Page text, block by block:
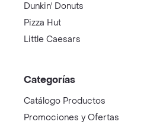
Dunkin' Donuts
Pizza Hut
Little Caesars
Categorías
Catálogo Productos
Promociones y Ofertas